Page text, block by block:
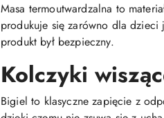
Masa termoutwardzalna to
produkuje się zarówno dla
produkt był bezpieczny.
Kolczyki
Bigiel to klasyczne zapięcie z